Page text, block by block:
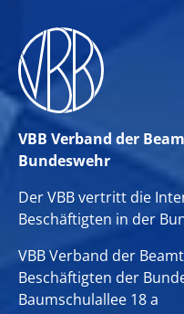
VBB Verband der
Bundeswehr
Der VBB vertritt die
Beschäftigten in der
VBB Verband der
Beschäftigten der
Baumschulallee 18 a